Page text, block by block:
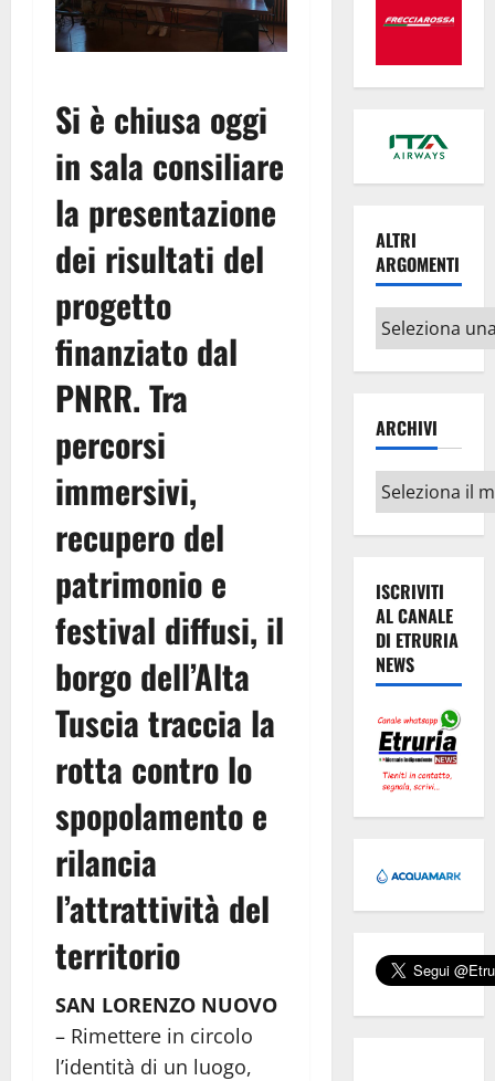
Si è chiusa oggi
in sala consiliare
la presentazione
dei risultati del
progetto
finanziato dal
PNRR. Tra
percorsi
immersivi,
recupero del
patrimonio e
festival diffusi, il
borgo dell’Alta
Tuscia traccia la
rotta contro lo
spopolamento e
rilancia
l’attrattività del
territorio
SAN LORENZO NUOVO
– Rimettere in circolo
l’identità di un luogo,
ALTRI
ARGOMENTI
Altri
argomenti
ARCHIVI
Archivi
ISCRIVITI
AL CANALE
DI ETRURIA
NEWS